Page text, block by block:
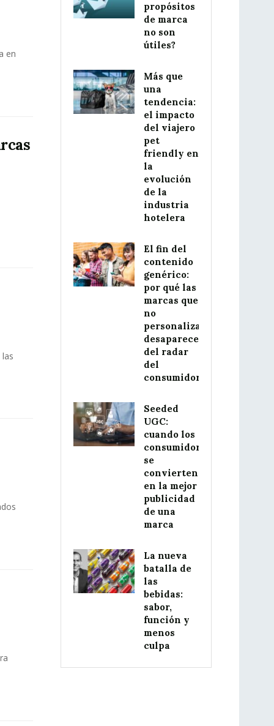
en
propósitos
de marca
no son
útiles?
Más que
una
tendencia:
el impacto
del viajero
pet
friendly en
la
evolución
de la
industria
hotelera
El fin del
contenido
genérico:
por qué las
marcas que
no
personalizan
desaparecerán
del radar
del
consumidor
Seeded
UGC:
cuando los
consumidores
se
convierten
en la mejor
publicidad
de una
marca
La nueva
batalla de
las
bebidas:
sabor,
función y
menos
culpa